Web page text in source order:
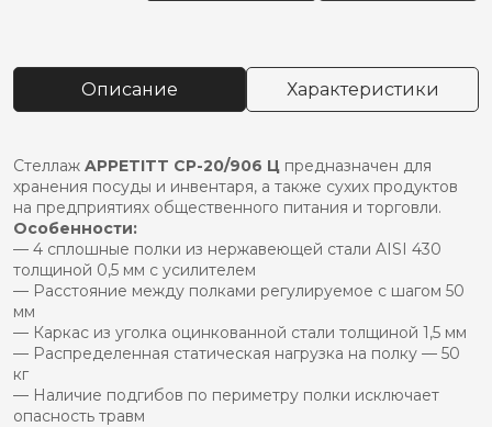
ср-20/906
Описание Характеристики
Стеллаж APPETITT СР-20/906 Ц предназначен для
хранения посуды и инвентаря, а также сухих продуктов
на предприятиях общественного питания и торговли.
Особенности:
— 4 сплошные полки из нержавеющей стали AISI 430
толщиной 0,5 мм с усилителем
— Расстояние между полками регулируемое с шагом 50
мм
— Каркас из уголка оцинкованной стали толщиной 1,5 мм
— Распределенная статическая нагрузка на полку — 50
кг
— Наличие подгибов по периметру полки исключает
опасность травм